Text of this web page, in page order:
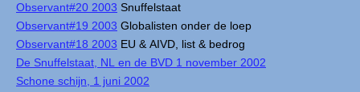
Observant#20 2003 Snuffelstaat
Observant#19 2003 Globalisten onder de loep
Observant#18 2003 EU & AIVD, list & bedrog
De Snuffelstaat, NL en de BVD 1 november 2002
Schone schijn, 1 juni 2002